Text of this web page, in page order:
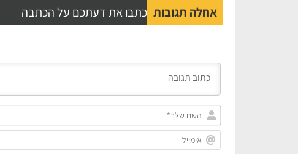
אחלה תגובות כתבו את דעתכם על הכתבה